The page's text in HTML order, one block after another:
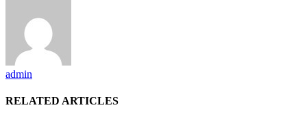
admin
RELATED ARTICLES